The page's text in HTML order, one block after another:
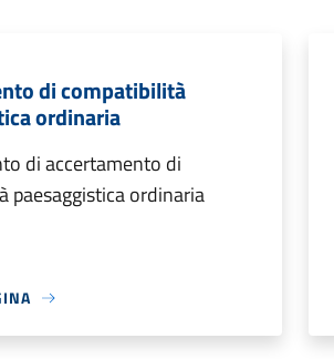
di compatibilità
ordinaria
di accertamento di
paesaggistica ordinaria